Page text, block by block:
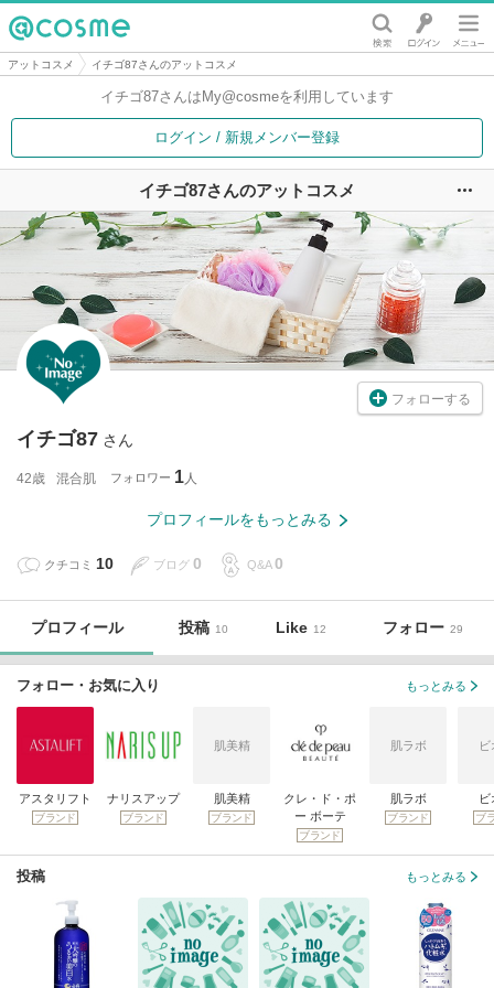
@cosme
アットコスメ イチゴ87さんのアットコスメ
イチゴ87さんは My@cosmeを利用しています
ログイン / 新規メンバー登録
イチゴ87さんのアットコスメ
フォローする
イチゴ87 さん
42歳 混合肌 フォロワー 1
プロフィールをもっとみる
クチコミ 10 ブログ 0 Q&A 0
プロフィール 投稿 10 Like 12 フォロー 29
フォロー・お気に入り もっとみる
アスタリフト
ブランド
ナリスアップ
ブランド
肌美精
肌美精
ブランド
クレ・ド・ポ
ー ボーテ
ブランド
肌ラボ
肌ラボ
ブランド
ビ
ビ
ブ
投稿 もっとみる